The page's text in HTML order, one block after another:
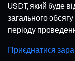
USDT, який буде
загального обсягу
періоду
Приєднатися